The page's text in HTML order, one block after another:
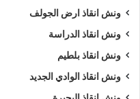
ونش انقاذ سيارات
ونش انقاذ ارض الجولف
ونش انقاذ الدراسة
ونش انقاذ بلطيم
ونش انقاذ الوادي الجديد